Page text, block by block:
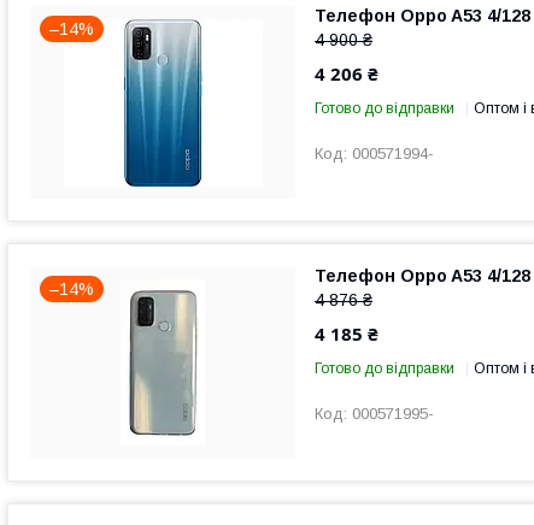
–14%
Телефон Oppo A53 4/
4 900 ₴
4 206 ₴
Готово до відправки Оптом і
000571994-
–14%
Телефон Oppo A53 4/
4 876 ₴
4 185 ₴
Готово до відправки Оптом і
000571995-